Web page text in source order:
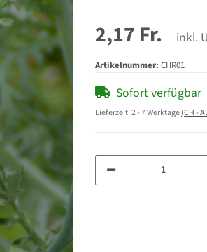
2,17 Fr. inkl.
Artikelnummer: CHR01
Sofort verfügbar
Lieferzeit:2 - 7 Werktage(CH -